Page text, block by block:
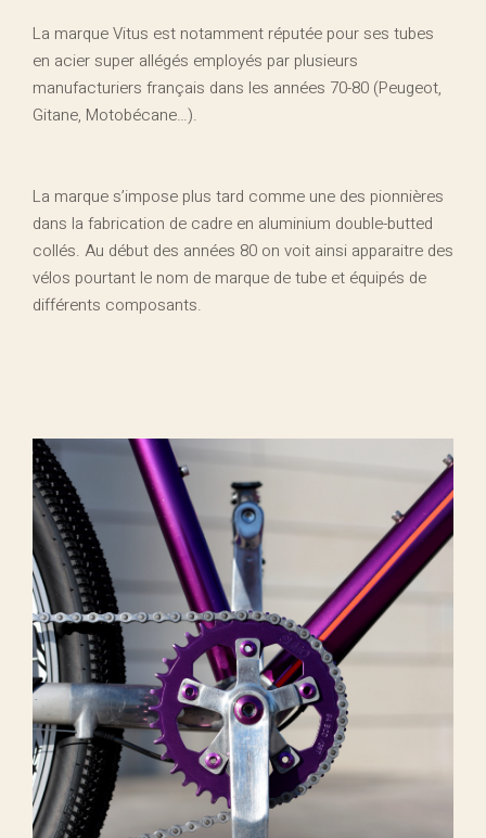
La marque Vitus est notamment réputée pour ses tubes
en acier super allégés employés par plusieurs
manufacturiers français dans les années 70-80 (Peugeot,
Gitane, Motobécane…).
La marque s’impose plus tard comme une des pionnières
dans la fabrication de cadre en aluminium double-butted
collés. Au début des années 80 on voit ainsi apparaitre des
vélos pourtant le nom de marque de tube et équipés de
différents composants.